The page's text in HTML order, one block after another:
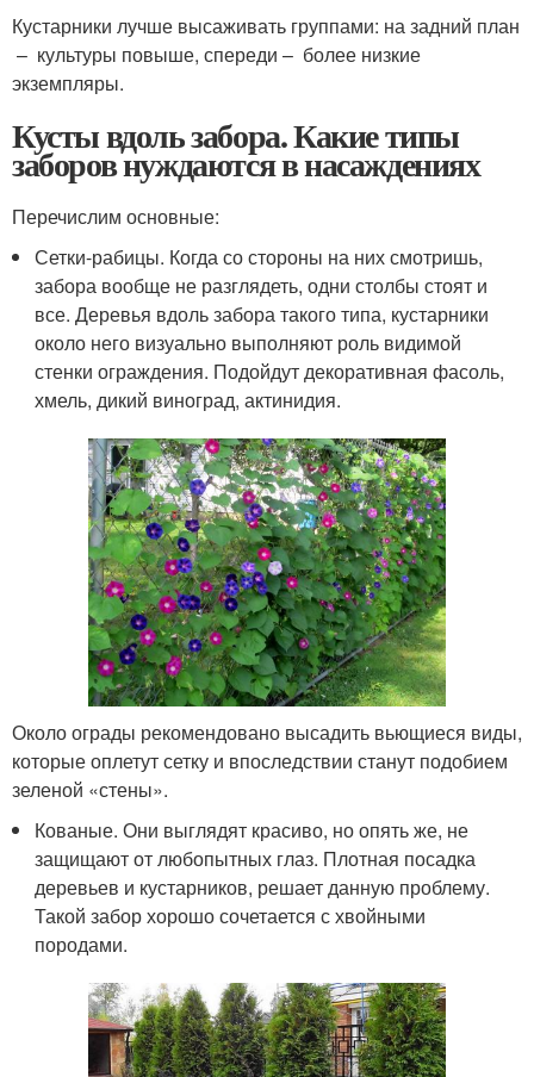
Кустарники лучше высаживать группами: на задний план
– культуры повыше, спереди – более низкие
экземпляры.
Кусты вдоль забора. Какие типы
заборов нуждаются в насаждениях
Перечислим основные:
Сетки-рабицы. Когда со стороны на них смотришь,
забора вообще не разглядеть, одни столбы стоят и
все. Деревья вдоль забора такого типа, кустарники
около него визуально выполняют роль видимой
стенки ограждения. Подойдут декоративная фасоль,
хмель, дикий виноград, актинидия.
Около ограды рекомендовано высадить вьющиеся виды,
которые оплетут сетку и впоследствии станут подобием
зеленой «стены».
Кованые. Они выглядят красиво, но опять же, не
защищают от любопытных глаз. Плотная посадка
деревьев и кустарников, решает данную проблему.
Такой забор хорошо сочетается с хвойными
породами.